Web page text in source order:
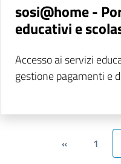
sosi@home -
educativi e
Accesso ai servizi
gestione pagamenti e
« 1